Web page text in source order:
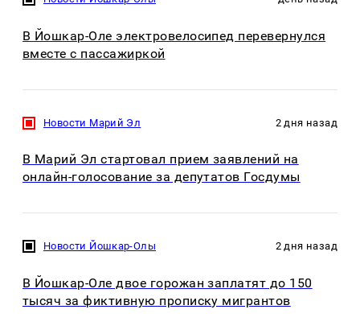
В Йошкар-Оле электровелосипед перевернулся
вместе с пассажиркой
Новости Марий Эл 2 дня назад
В Марий Эл стартовал прием заявлений на
онлайн-голосование за депутатов Госдумы
Новости Йошкар-Олы 2 дня назад
В Йошкар-Оле двое горожан заплатят до 150
тысяч за фиктивную прописку мигрантов